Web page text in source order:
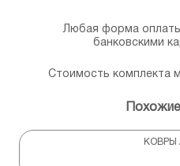
Любая форма оплаты
банковскими
Стоимость комплекта
КОВРЫ